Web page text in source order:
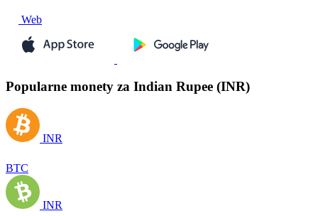
Web
Popularne monety za Indian Rupee (INR)
INR
BTC
INR